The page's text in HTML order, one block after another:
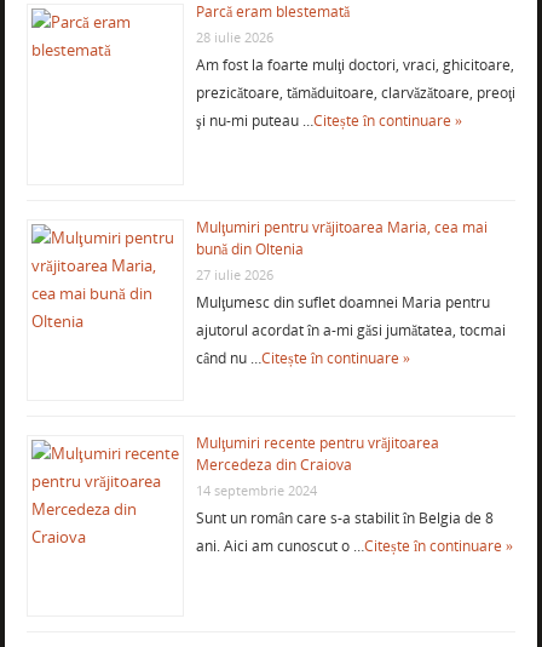
Parcă eram blestemată
28 iulie 2026
Am fost la foarte mulţi doctori, vraci, ghicitoare,
prezicătoare, tămăduitoare, clarvăzătoare, preoţi
şi nu-mi puteau …Citește în continuare »
Mulţumiri pentru vrăjitoarea Maria, cea mai
bună din Oltenia
27 iulie 2026
Mulţumesc din suflet doamnei Maria pentru
ajutorul acordat în a-mi găsi jumătatea, tocmai
când nu …Citește în continuare »
Mulţumiri recente pentru vrăjitoarea
Mercedeza din Craiova
14 septembrie 2024
Sunt un român care s-a stabilit în Belgia de 8
ani. Aici am cunoscut o …Citește în continuare »